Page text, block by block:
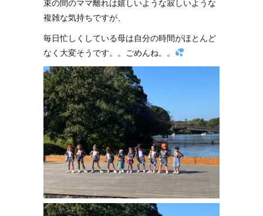
束の間のママ離れは嬉しいような寂しいような
複雑な気持ちですが、
毎日忙しくしている母は自分の時間がほとんど
なく大変そうです。。ごめんね。。